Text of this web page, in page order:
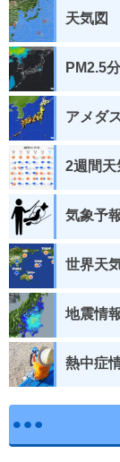
天気図
PM2.5
アメダ
2週間天
気象予
世界天
地震情
熱中症